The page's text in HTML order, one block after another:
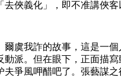
俠義化」，即不准講俠客
虞我詐的故事，這是一
派。但在眼下，正面描
爭風呷醋吧了。張藝謀